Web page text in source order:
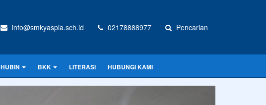
info@smkyaspia.sch.id 02178888977 Pencarian
HUBIN BKK LITERASI HUBUNGI KAMI